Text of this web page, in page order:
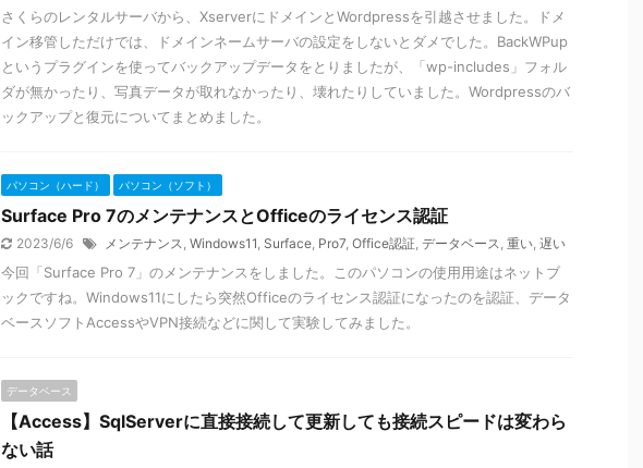
さくらのレンタルサーバから、XserverにドメインとWordpressを引越させました。ドメ
イン移管しただけでは、ドメインネームサーバの設定をしないとダメでした。BackWPup
というプラグインを使ってバックアップデータをとりましたが、「wp-includes」フォル
ダが無かったり、写真データが取れなかったり、壊れたりしていました。Wordpressのバ
ックアップと復元についてまとめました。
パソコン（ハード） パソコン（ソフト）
Surface Pro 7のメンテナンスとOfficeのライセンス認証
2023/6/6 メンテナンス, Windows11, Surface, Pro7, Office認証, データベース, 重い, 遅い
今回「Surface Pro 7」のメンテナンスをしました。このパソコンの使用用途はネットブ
ックですね。Windows11にしたら突然Officeのライセンス認証になったのを認証、データ
ベースソフトAccessやVPN接続などに関して実験してみました。
データベース
【Access】SqlServerに直接接続して更新しても接続スピードは変わら
ない話